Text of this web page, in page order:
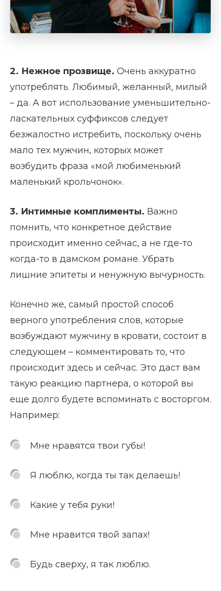
2. Нежное прозвище. Очень аккуратно
употреблять. Любимый, желанный, милый
– да. А вот использование уменьшительно-
ласкательных суффиксов следует
безжалостно истребить, поскольку очень
мало тех мужчин, которых может
возбудить фраза «мой любименький
маленький крольчонок».
3. Интимные комплименты. Важно
помнить, что конкретное действие
происходит именно сейчас, а не где-то
когда-то в дамском романе. Убрать
лишние эпитеты и ненужную вычурность.
Конечно же, самый простой способ
верного употребления слов, которые
возбуждают мужчину в кровати, состоит в
следующем – комментировать то, что
происходит здесь и сейчас. Это даст вам
такую реакцию партнера, о которой вы
еще долго будете вспоминать с восторгом.
Например:
Мне нравятся твои губы!
Я люблю, когда ты так делаешь!
Какие у тебя руки!
Мне нравится твой запах!
Будь сверху, я так люблю.